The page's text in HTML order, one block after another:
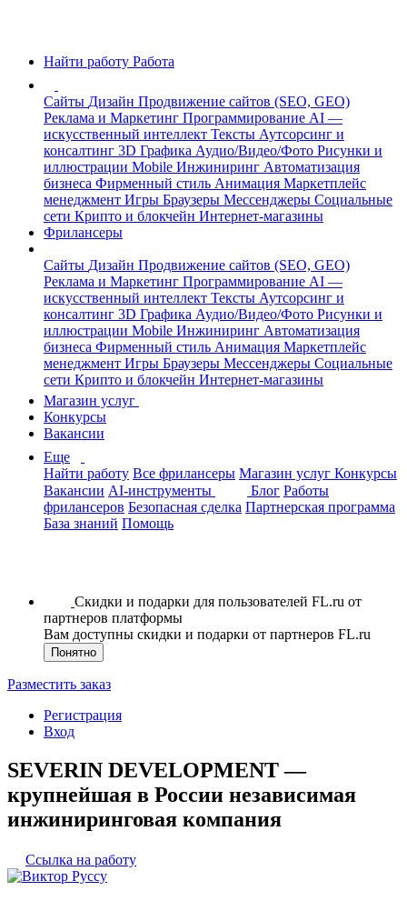
Найти работу Работа
Сайты Дизайн Продвижение сайтов (SEO, GEO)
Реклама и Маркетинг Программирование AI —
искусственный интеллект Тексты Аутсорсинг и
консалтинг 3D Графика Аудио/Видео/Фото Рисунки и
иллюстрации Mobile Инжиниринг Автоматизация
бизнеса Фирменный стиль Анимация Маркетплейс
менеджмент Игры Браузеры Мессенджеры Социальные
сети Крипто и блокчейн Интернет-магазины
Фрилансеры
Сайты Дизайн Продвижение сайтов (SEO, GEO)
Реклама и Маркетинг Программирование AI —
искусственный интеллект Тексты Аутсорсинг и
консалтинг 3D Графика Аудио/Видео/Фото Рисунки и
иллюстрации Mobile Инжиниринг Автоматизация
бизнеса Фирменный стиль Анимация Маркетплейс
менеджмент Игры Браузеры Мессенджеры Социальные
сети Крипто и блокчейн Интернет-магазины
Магазин услуг
Конкурсы
Вакансии
Еще
Найти работу Все фрилансеры Магазин услуг Конкурсы
Вакансии AI-инструменты Блог Работы
фрилансеров Безопасная сделка Партнерская программа
База знаний Помощь
Скидки и подарки для пользователей FL.ru от
партнеров платформы
Вам доступны скидки и подарки от партнеров FL.ru
Понятно
Разместить заказ
Регистрация
Вход
SEVERIN DEVELOPMENT —
крупнейшая в России независимая
инжиниринговая компания
Ссылка на работу